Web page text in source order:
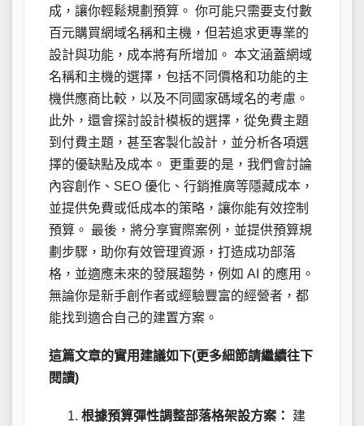
成，讓你輕鬆規劃預算。 你可能只需要支付數
百元購買網域名稱和主機，但若追求更專業的
設計與功能，成本將有所增加。 本文涵蓋網域
名稱和主機的選擇，包括不同價格和功能的主
機供應商比較，以及不同國家碼域名的考慮。
此外，還會探討設計模板的選擇，從免費主題
到付費主題，甚至客製化設計，並分析各項選
擇的優缺點及成本。 更重要的是，我們會討論
內容創作、SEO 優化、行銷推廣等隱藏成本，
並提供免費或低成本的策略，讓你能有效控制
預算。 最後，將分享實際案例，並提供預算規
劃步驟，助你有效管理資源，打造成功部落
格，並適應未來的發展趨勢，例如 AI 的應用。
無論你是新手創作者或經驗豐富的經營者，都
能找到適合自己的建置方案。
這篇文章的實用建議如下(更多細節請繼續往下
閱讀)
根據預算彈性調整部落格架設方案：
建